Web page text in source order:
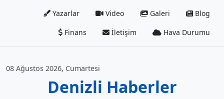
Yazarlar Video Galeri
Blog
Finans
İletişim Hava Durumu
08 Ağustos 2026, Cumartesi
Denizli Haberler